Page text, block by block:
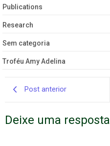
Publications
Research
Sem categoria
Troféu Amy Adelina
Post anterior
Deixe uma resposta